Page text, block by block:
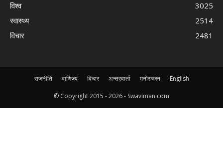
विश्व
3025
स्वास्थ्य
2514
विचार
2481
राजनीति वाणिज्य विचार अन्तरवार्ता मनोरञ्जन English
© Copyright 2015 -2026 - Swaviman.com